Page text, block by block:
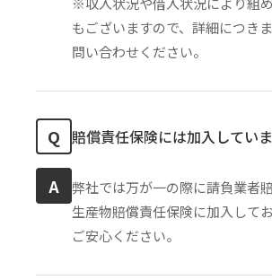
もございますので、詳細につき
問い合わせください。
Q 賠償責任保険には加入してい
A
弊社では万が一の際に請負業者
生産物賠償責任保険に加入してお
ご安心ください。